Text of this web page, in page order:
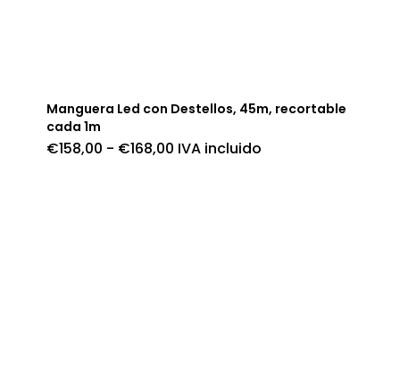
Manguera Led con Destellos, 45m, recortable
cada 1m
€158,00 - €168,00Rango
IVA incluido